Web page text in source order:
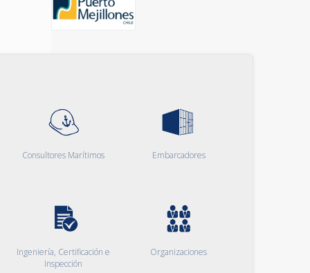
Consultores Marítimos Embarcadores
Ingeniería, Certificación e
Inspección
Organizaciones